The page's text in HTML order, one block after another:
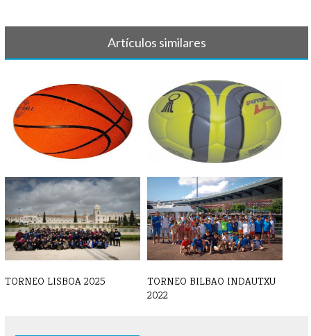
Artículos similares
BALONCESTO - Crónicas y
resultados [...]
BALONMANO - Crónica y
resultado 7 d[...]
TORNEO LISBOA 2025
TORNEO BILBAO INDAUTXU
2022